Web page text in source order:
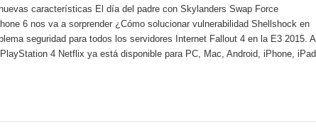
características El día del padre con Skylanders Swap Force
6 nos va a sorprender ¿Cómo solucionar vulnerabilidad Shellshock en
seguridad para todos los servidores Internet Fallout 4 en la E3 2015. A
4 Netflix ya está disponible para PC, Mac, Android, iPhone, iPad